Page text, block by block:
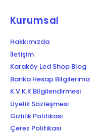
Kurumsal
Hakkımızda
İletişim
Karaköy Led Shop Blog
Banka Hesap Bilgilerimiz
K.V.K.K Bilgilendirmesi
Üyelik Sözleşmesi
Gizlilik Politikası
Çerez Politikası